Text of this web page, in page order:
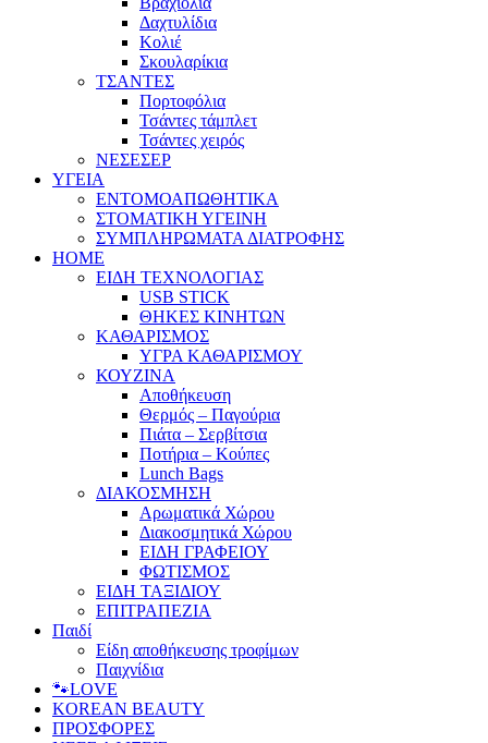
Δαχτυλίδια
Κολιέ
Σκουλαρίκια
ΤΣΑΝΤΕΣ
Πορτοφόλια
Τσάντες τάμπλετ
Τσάντες χειρός
ΝΕΣΕΣΕΡ
ΥΓΕΙΑ
ΕΝΤΟΜΟΑΠΩΘΗΤΙΚΑ
ΣΤΟΜΑΤΙΚΗ ΥΓΕΙΝΗ
ΣΥΜΠΛΗΡΩΜΑΤΑ ΔΙΑΤΡΟΦΗΣ
HOME
ΕΙΔΗ ΤΕΧΝΟΛΟΓΙΑΣ
USB STICK
ΘΗΚΕΣ ΚΙΝΗΤΩΝ
ΚΑΘΑΡΙΣΜΟΣ
ΥΓΡΑ ΚΑΘΑΡΙΣΜΟΥ
ΚΟΥΖΙΝΑ
Αποθήκευση
Θερμός – Παγούρια
Πιάτα – Σερβίτσια
Ποτήρια – Κούπες
Lunch Bags
ΔΙΑΚΟΣΜΗΣΗ
Αρωματικά Χώρου
Διακοσμητικά Χώρου
ΕΙΔΗ ΓΡΑΦΕΙΟΥ
ΦΩΤΙΣΜΟΣ
ΕΙΔΗ ΤΑΞΙΔΙΟΥ
ΕΠΙΤΡΑΠΕΖΙΑ
Παιδί
Είδη αποθήκευσης τροφίμων
Παιχνίδια
🐾LOVE
KOREAN BEAUTY
ΠΡΟΣΦΟΡΕΣ